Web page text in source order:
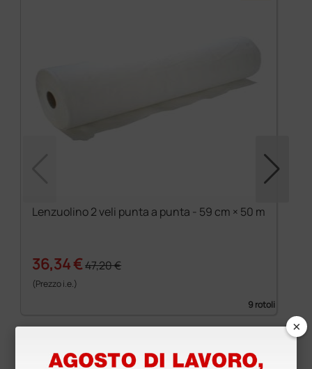
Lenzuolino 2 veli punta a punta - 59 cm × 50 m
36,34 €47,20 €
(Prezzo i.e.)
9 rotoli
×